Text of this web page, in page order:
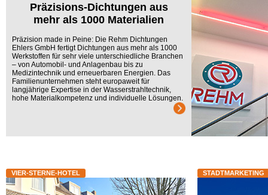
Präzisions-Dichtungen aus
mehr als 1000 Materialien
Präzision made in Peine: Die Rehm Dichtungen
Ehlers GmbH fertigt Dichtungen aus mehr als 1000
Werkstoffen für sehr viele unterschiedliche Branchen
– von Automobil- und Anlagenbau bis zu
Medizintechnik und erneuerbaren Energien. Das
Familienunternehmen steht europaweit für
langjährige Expertise in der Wasserstrahltechnik,
hohe Materialkompetenz und individuelle Lösungen.
VIER-STERNE-HOTEL STADTMARKETING